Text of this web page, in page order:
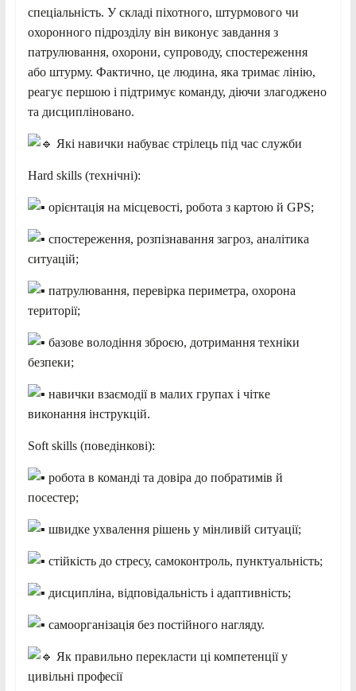
спеціальність. У складі піхотного, штурмового чи
охоронного підрозділу він виконує завдання з
патрулювання, охорони, супроводу, спостереження
або штурму. Фактично, це людина, яка тримає лінію,
реагує першою і підтримує команду, діючи злагоджено
та дисципліновано.
Які навички набуває стрілець під час служби
Hard skills (технічні):
орієнтація на місцевості, робота з картою й GPS;
спостереження, розпізнавання загроз, аналітика
ситуацій;
патрулювання, перевірка периметра, охорона
території;
базове володіння зброєю, дотримання техніки
безпеки;
навички взаємодії в малих групах і чітке
виконання інструкцій.
Soft skills (поведінкові):
робота в команді та довіра до побратимів й
посестер;
швидке ухвалення рішень у мінливій ситуації;
стійкість до стресу, самоконтроль, пунктуальність;
дисципліна, відповідальність і адаптивність;
самоорганізація без постійного нагляду.
Як правильно перекласти ці компетенції у
цивільні професії